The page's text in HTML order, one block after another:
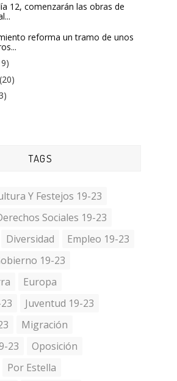
12, comenzarán las obras de
reforma un tramo de unos
(20)
TAGS
Y Festejos 19-23
Sociales 19-23
Diversidad
Empleo 19-23
19-23
Europa
Juventud 19-23
Migración
23
Oposición
Por Estella